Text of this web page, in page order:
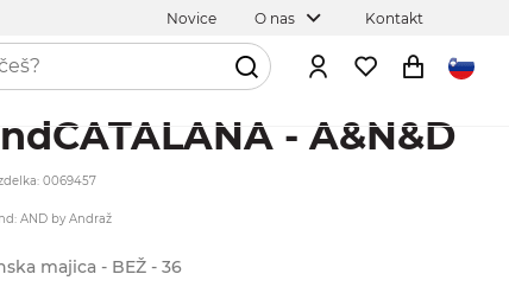
Novice O nas Kontakt
- A&N&D
0069457
AND by Andraž
majica - BEŽ - 36